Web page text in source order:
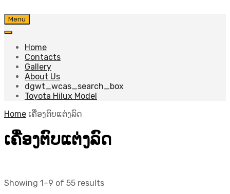
Skip
to
Menu
Home
Contacts
Gallery
About Us
dgwt_wcas_search_box
Toyota Hilux Model
Home ເຄື່ອງຕົບແຕ່ງລົດ
ເຄື່ອງຕົບແຕ່ງລົດ
Showing 1–9 of 55 resultsSorted